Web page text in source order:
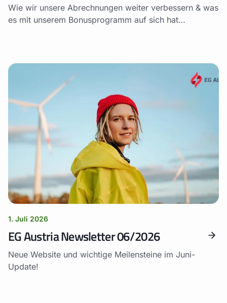
Wie wir unsere Abrechnungen weiter verbessern & was
es mit unserem Bonusprogramm auf sich hat…
1. Juli 2026
EG Austria Newsletter 06/2026
Neue Website und wichtige Meilensteine im Juni-
Update!